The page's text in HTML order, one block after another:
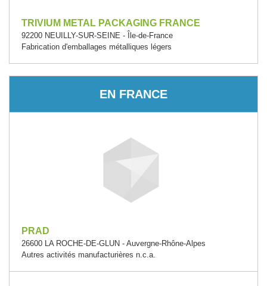
TRIVIUM METAL PACKAGING FRANCE
92200 NEUILLY-SUR-SEINE - Île-de-France
Fabrication d'emballages métalliques légers
EN FRANCE
PRAD
26600 LA ROCHE-DE-GLUN - Auvergne-Rhône-Alpes
Autres activités manufacturières n.c.a.